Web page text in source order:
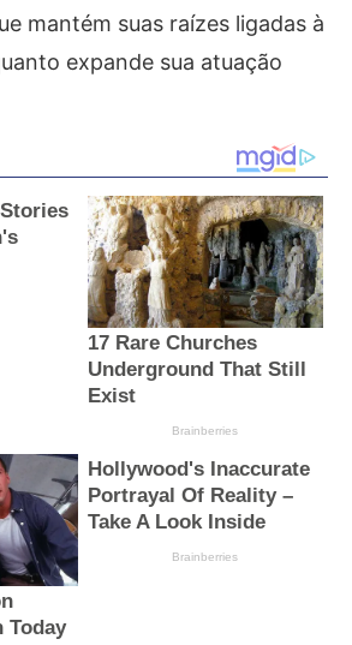
mantém suas raízes ligadas à
expande sua atuação